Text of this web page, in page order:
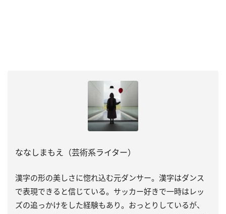
ななしまもえ（芸術系ライター）
漢字の形の美しさに惚れ込む元ダンサー。漢字はダンス
で表現できると信じている。サッカー好きで一時はレッ
ズの追っかけをした経験もあり。おっとりしているが、